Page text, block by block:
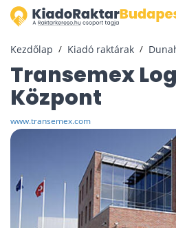
Kezdőlap Kiadó raktárak
Transemex Logisztikai
Központ
www.transemex.com